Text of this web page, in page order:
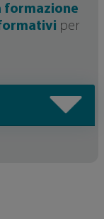
formazione
per